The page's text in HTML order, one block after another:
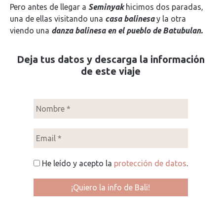
Pero antes de llegar a Seminyakhicimos dos paradas,
una de ellas visitando una casa balinesay la otra
viendo una danza balinesa en el pueblo de Batubulan.
Deja tus datos y descarga la información
de este viaje
He leído y acepto la protección de datos.